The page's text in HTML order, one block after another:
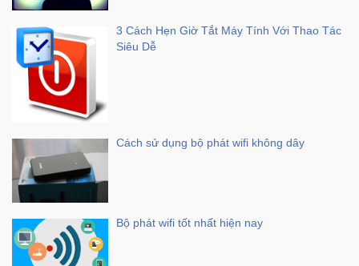
vụ
Giải
pháp
Voucher
Mẹ
3 Cách Hẹn Giờ Tắt Máy Tính Với Thao Tác
Siêu Dễ
Cách sử dụng bộ phát wifi không dây
Bộ phát wifi tốt nhất hiện nay